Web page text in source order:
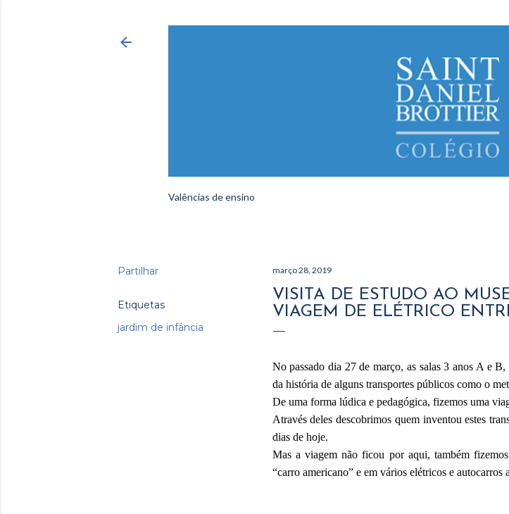
Valências de ensino
Partilhar
Etiquetas
jardim de infância
março 28, 2019
VISITA DE ESTUDO AO
VIAGEM DE ELÉTRICO
No passado dia 27 de março, as salas 3 anos A e
da história de alguns transportes públicos como o
De uma forma lúdica e pedagógica, fizemos uma
Através deles descobrimos quem inventou estes
dias de hoje.
Mas a viagem não ficou por aqui, também
“carro americano” e em vários elétricos e